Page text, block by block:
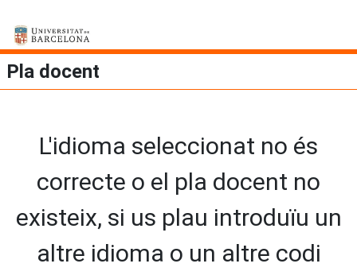
Pla docent
L'idioma seleccionat no és
correcte o el pla docent no
existeix, si us plau introduïu un
altre idioma o un altre codi